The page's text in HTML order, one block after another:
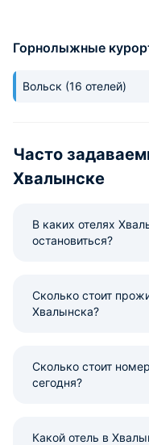
Горнолыжные
Вольск (16 отелей)
Часто
Хвалынске
В каких отелях
остановиться?
Сколько стоит
Хвалынска?
Сколько стоит
сегодня?
Какой отель в